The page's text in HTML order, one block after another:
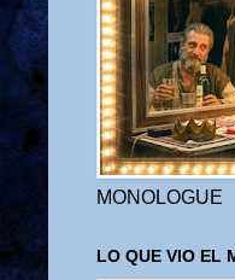
MONOLOGUE
LO QUE VIO EL